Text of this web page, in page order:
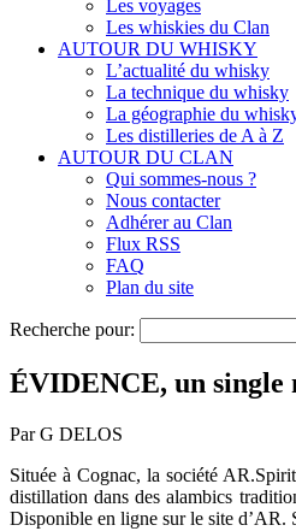
Les voyages
Les whiskies du Clan
AUTOUR DU WHISKY
L’actualité du whisky
La technique du whisky
La géographie du
Les distilleries de A à Z
AUTOUR DU CLAN
Qui sommes-nous ?
Nous contacter
Adhérer au Clan
Flux RSS
FAQ
Plan du site
Recherche pour:
ÉVIDENCE, un
Par G DELOS
Située à Cognac, la société
distillation dans des alambics
Disponible en ligne sur le site d’AR.